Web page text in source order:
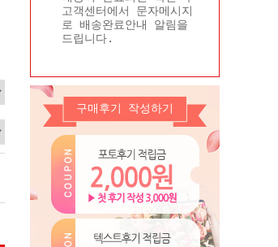
고객센터에서 문자메시지
로 배송완료안내 알림을
드립니다.
구매후기 작성하기